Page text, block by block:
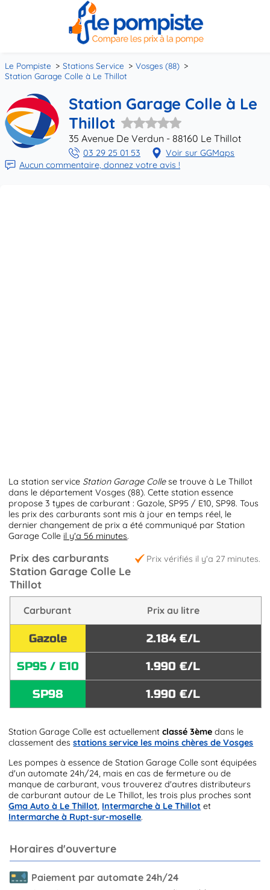
Le Pompiste Stations Service
Vosges (88)
Station Garage Colle à Le Thillot
Station Garage Colle à Le
Thillot
35 Avenue De Verdun - 88160 Le Thillot
03 29 25 01 53
Voir sur GGMaps
Aucun commentaire, donnez votre avis !
La station service Station Garage Collese trouve à Le Thillot
dans le département Vosges (88). Cette station essence
propose 3 types de carburant : Gazole, SP95 / E10, SP98. Tous
les prix des carburants sont mis à jour en temps réel, le
dernier changement de prix a été communiqué par Station
Garage Colle il y'a 56 minutes.
Prix vérifiés il y'a 27 minutes.
Prix des carburants
Station Garage Colle Le
Thillot
Carburant Prix au litre
Gazole
2.184 €/L
SP95 / E10
1.990 €/L
SP98
1.990 €/L
Station Garage Colle est actuellementclassé 3ème dans le
classement desstations service les moins chères de Vosges
Les pompes à essence de Station Garage Colle sont équipées
d'un automate 24h/24, mais en cas de fermeture ou de
manque de carburant, vous trouverez d'autres distributeurs
de carburant autour de Le Thillot, les trois plus proches sont
Gma Auto à Le Thillot, Intermarche à Le Thillot et
Intermarche à Rupt-sur-moselle.
Horaires d'ouverture
Paiement par automate 24h/24